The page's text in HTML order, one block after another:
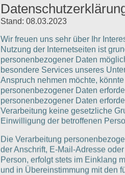
Stand: 08.03.2023
Wir freuen uns sehr über Ihr
Nutzung der Internetseiten ist
personenbezogener Daten
besondere Services unseres
Anspruch nehmen möchte,
personenbezogener Daten
personenbezogener Daten
Verarbeitung keine gesetzliche
Einwilligung der betroffenen
Die Verarbeitung
der Anschrift, E-Mail-Adresse
Person, erfolgt stets im Einklang
und in Übereinstimmung mit den